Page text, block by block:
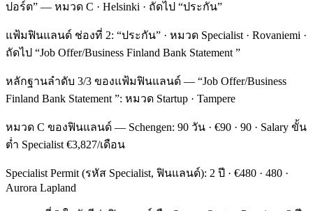
ปอร์ต” — หมวด C · Helsinki · ถัดไป “ประกัน”
แฟ้มฟินแลนด์ ช่องที่ 2: “ประกัน” · หมวด Specialist · Rovaniemi ·
ถัดไป “Job Offer/Business Finland Bank Statement ”
หลักฐานลำดับ 3/3 ของแฟ้มฟินแลนด์ — “Job Offer/Business
Finland Bank Statement ”: หมวด Startup · Tampere
หมวด C ของฟินแลนด์ — Schengen: 90 วัน · €90 · 90 · Salary ขั้น
ต่ำ Specialist €3,827/เดือน
Specialist Permit (รหัส Specialist, ฟินแลนด์): 2 ปี · €480 · 480 ·
Aurora Lapland